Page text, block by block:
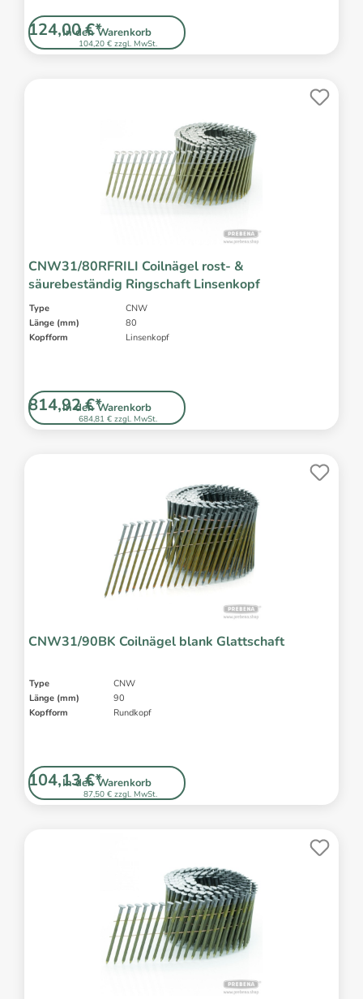
In den Warenkorb
104,20 € zzgl. MwSt.
124,00 €*
CNW31/80RFRILI Coilnägel rost- &
säurebeständig Ringschaft Linsenkopf
Type
CNW
Länge (mm)
80
Kopfform
Linsenkopf
In den Warenkorb
684,81 € zzgl. MwSt.
814,92 €*
CNW31/90BK Coilnägel blank Glattschaft
Type
CNW
Länge (mm)
90
Kopfform
Rundkopf
In den Warenkorb
87,50 € zzgl. MwSt.
104,13 €*